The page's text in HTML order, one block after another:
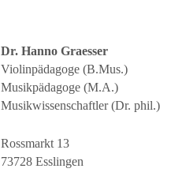
Dr. Hanno Graesser
Violinpädagoge (B.Mus.)
Musikpädagoge (M.A.)
Musikwissenschaftler (Dr. phil.)
Rossmarkt 13
73728 Esslingen